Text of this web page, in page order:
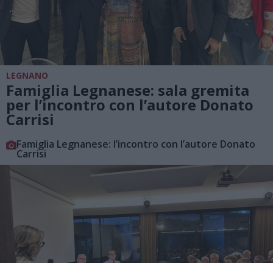
LEGNANO
Famiglia Legnanese: sala gremita
per l’incontro con l’autore Donato
Carrisi
Famiglia Legnanese: l’incontro con l’autore Donato
Carrisi